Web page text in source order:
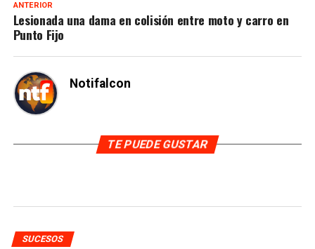
ANTERIOR
Lesionada una dama en colisión entre moto y carro en
Punto Fijo
Notifalcon
TE PUEDE GUSTAR
SUCESOS